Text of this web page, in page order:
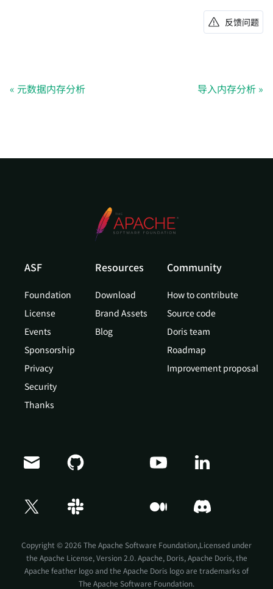
反馈问题
元数据内存分析 导入内存分析
ASF
Foundation
License
Events
Sponsorship
Privacy
Security
Thanks
Resources
Download
Brand Assets
Blog
Community
How to contribute
Source code
Doris team
Roadmap
Improvement proposal
Copyright © 2026 The Apache Software Foundation,Licensed under
the Apache License, Version 2.0. Apache, Doris, Apache Doris, the
Apache feather logo and the Apache Doris logo are trademarks of
The Apache Software Foundation.
Doris Summit 26